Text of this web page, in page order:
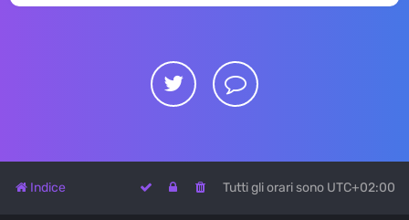
Indice Tutti gli orari sono UTC+02:00